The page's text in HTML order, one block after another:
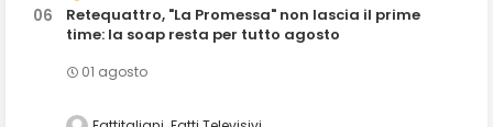
Retequattro, "La Promessa" non lascia il prime
time: la soap resta per tutto agosto
01 agosto